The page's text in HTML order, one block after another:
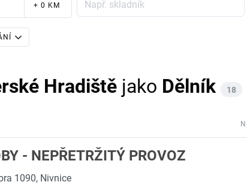
+ 0 KM
Hradiště jako Dělník 18
- NEPŘETRŽITÝ PROVOZ
1090, Nivnice